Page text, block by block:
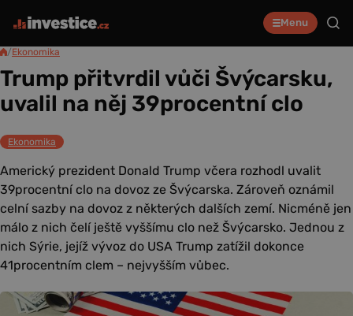
Menu
/Ekonomika
Trump přitvrdil vůči Švýcarsku,
uvalil na něj 39procentní clo
Ekonomika
Americký prezident Donald Trump včera rozhodl uvalit
39procentní clo na dovoz ze Švýcarska. Zároveň oznámil
celní sazby na dovoz z některých dalších zemí. Nicméně jen
málo z nich čelí ještě vyššímu clo než Švýcarsko. Jednou z
nich Sýrie, jejíž vývoz do USA Trump zatížil dokonce
41procentním clem – nejvyšším vůbec.